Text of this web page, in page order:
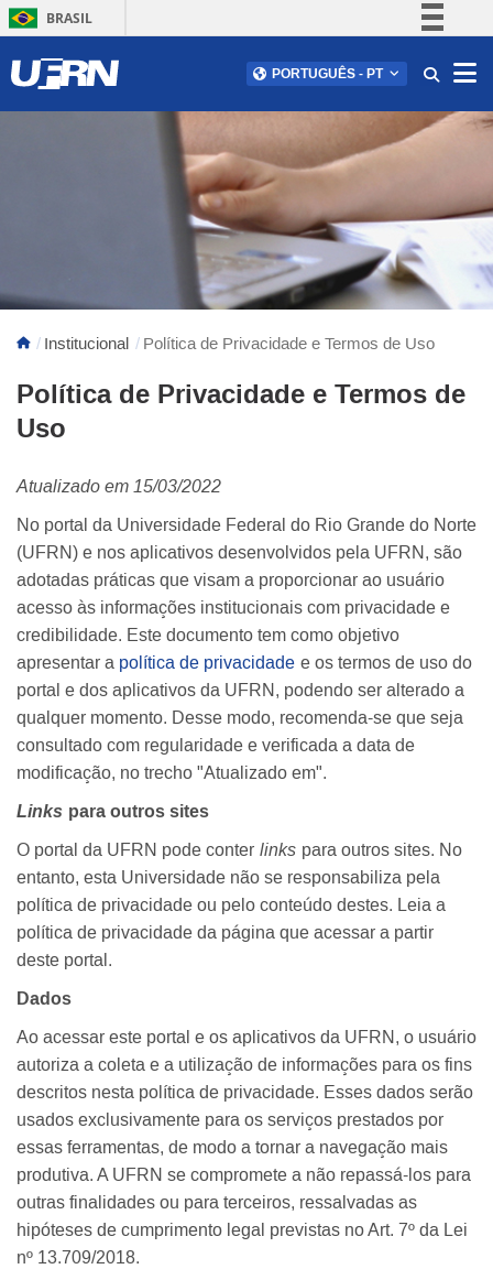
BRASIL
Comunica BR
Acesso à informação
Canais
PORTUGUÊS - PT
Institucional Política de Privacidade e Termos de Uso
Política de Privacidade e Termos de
Uso
Atualizado em 15/03/2022
No portal da Universidade Federal do Rio Grande do Norte
(UFRN) e nos aplicativos desenvolvidos pela UFRN, são
adotadas práticas que visam a proporcionar ao usuário
acesso às informações institucionais com privacidade e
credibilidade. Este documento tem como objetivo
apresentar a política de privacidade e os termos de uso do
portal e dos aplicativos da UFRN, podendo ser alterado a
qualquer momento. Desse modo, recomenda-se que seja
consultado com regularidade e verificada a data de
modificação, no trecho "Atualizado em".
Links para outros sites
O portal da UFRN pode conter links para outros sites. No
entanto, esta Universidade não se responsabiliza pela
política de privacidade ou pelo conteúdo destes. Leia a
política de privacidade da página que acessar a partir
deste portal.
Dados
Ao acessar este portal e os aplicativos da UFRN, o usuário
autoriza a coleta e a utilização de informações para os fins
descritos nesta política de privacidade. Esses dados serão
usados exclusivamente para os serviços prestados por
essas ferramentas, de modo a tornar a navegação mais
produtiva. A UFRN se compromete a não repassá-los para
outras finalidades ou para terceiros, ressalvadas as
hipóteses de cumprimento legal previstas no Art. 7º da Lei
nº 13.709/2018.